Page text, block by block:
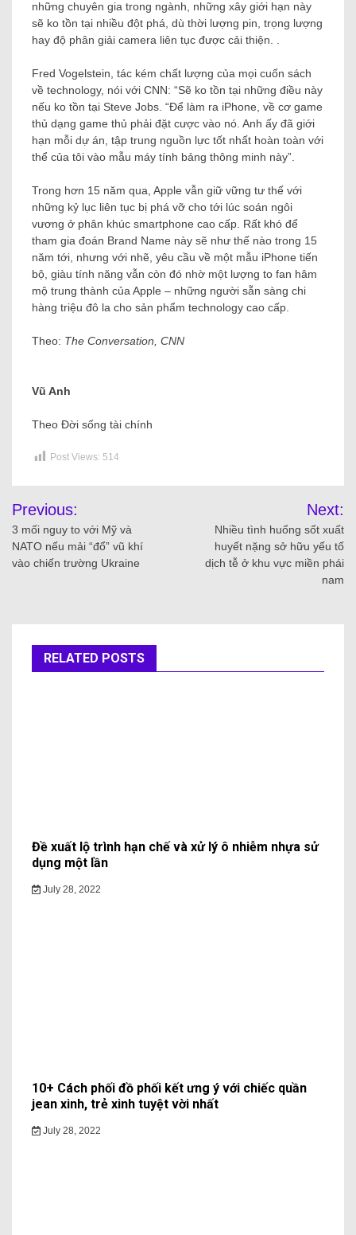
những chuyên gia trong ngành, những xây giới hạn này
sẽ ko tồn tại nhiều đột phá, dù thời lượng pin, trọng lượng
hay độ phân giải camera liên tục được cải thiện. .
Fred Vogelstein, tác kém chất lượng của mọi cuốn sách
về technology, nói với CNN: “Sẽ ko tồn tại những điều này
nếu ko tồn tại Steve Jobs. “Để làm ra iPhone, về cơ game
thủ dạng game thủ phải đặt cược vào nó. Anh ấy đã giới
hạn mỗi dự án, tập trung nguồn lực tốt nhất hoàn toàn với
thể của tôi vào mẫu máy tính bảng thông minh này”.
Trong hơn 15 năm qua, Apple vẫn giữ vững tư thế với
những kỷ lục liên tục bị phá vỡ cho tới lúc soán ngôi
vương ở phân khúc smartphone cao cấp. Rất khó để
tham gia đoán Brand Name này sẽ như thế nào trong 15
năm tới, nhưng với nhẽ, yêu cầu về một mẫu iPhone tiến
bộ, giàu tính năng vẫn còn đó nhờ một lượng to fan hâm
mộ trung thành của Apple – những người sẵn sàng chi
hàng triệu đô la cho sản phẩm technology cao cấp.
Theo: The Conversation, CNN
Vũ Anh
Theo Đời sống tài chính
Post Views: 514
Previous:
3 mối nguy to với Mỹ và
NATO nếu mải “đổ” vũ khí
vào chiến trường Ukraine
Next:
Nhiều tình huống sốt xuất
huyết nặng sở hữu yếu tố
dịch tễ ở khu vực miền phái
nam
RELATED POSTS
Đề xuất lộ trình hạn chế và xử lý ô nhiễm nhựa sử
dụng một lần
July 28, 2022
10+ Cách phối đồ phối kết ưng ý với chiếc quần
jean xinh, trẻ xinh tuyệt vời nhất
July 28, 2022